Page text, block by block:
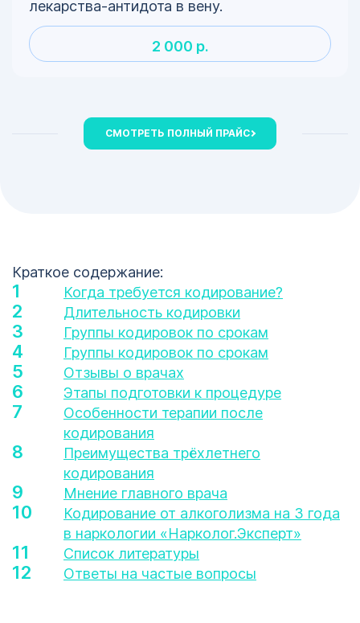
лекарства-антидота в вену.
2 000 р.
СМОТРЕТЬ ПОЛНЫЙ ПРАЙС
Краткое содержание:
Когда требуется кодирование?
Длительность кодировки
Группы кодировок по срокам
Группы кодировок по срокам
Отзывы о врачах
Этапы подготовки к процедуре
Особенности терапии после
кодирования
Преимущества трёхлетнего
кодирования
Мнение главного врача
Кодирование от алкоголизма на 3 года
в наркологии «Нарколог.Эксперт»
Список литературы
Ответы на частые вопросы